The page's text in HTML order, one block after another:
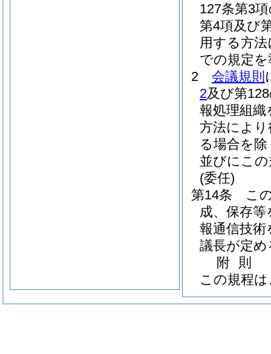
127条第3
第4項及び
用する方
での規定
2
会議規則
2及び第
報処理組
方法によ
る場合を
並びにこ
(委任)
第14条
こ
成、保存
報通信技
議長が定め
附 則
この規程